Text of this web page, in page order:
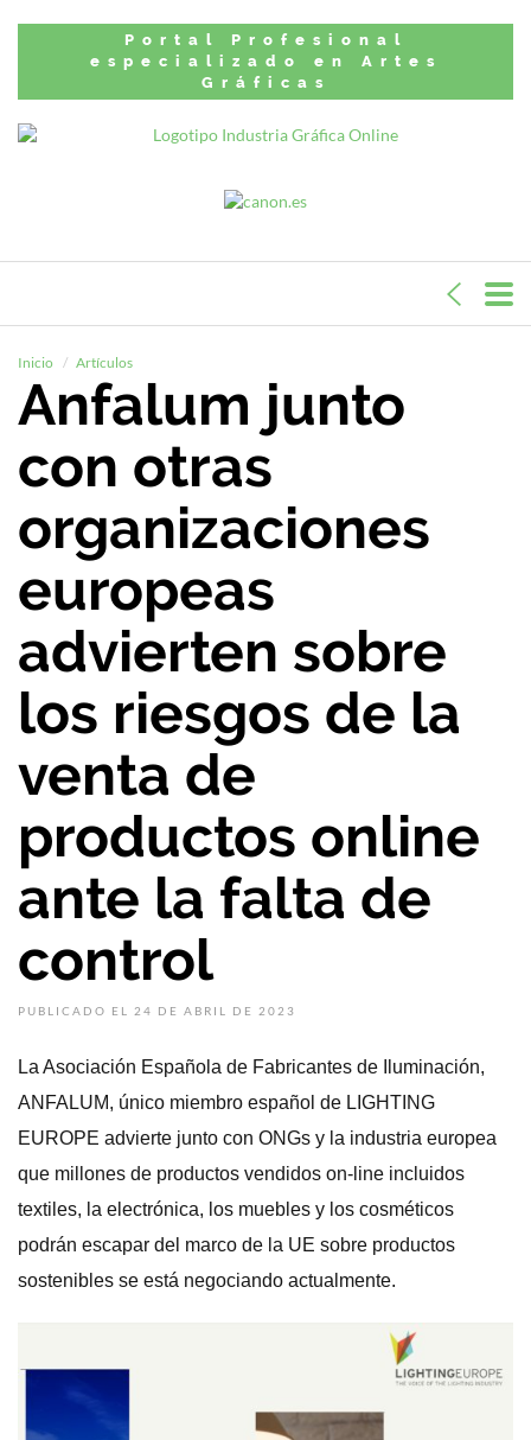
Portal Profesional
especializado en Artes
Gráficas
Inicio Artículos
Anfalum junto
con otras
organizaciones
europeas
advierten sobre
los riesgos de la
venta de
productos online
ante la falta de
control
PUBLICADO EL 24 DE ABRIL DE 2023
La Asociación Española de Fabricantes de Iluminación,
ANFALUM, único miembro español de LIGHTING
EUROPE advierte junto con ONGs y la industria europea
que millones de productos vendidos on-line incluidos
textiles, la electrónica, los muebles y los cosméticos
podrán escapar del marco de la UE sobre productos
sostenibles se está negociando actualmente.